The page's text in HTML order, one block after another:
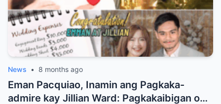
News • 8 months ago
Eman Pacquiao, Inamin ang Pagkaka-
admire kay Jillian Ward: Pagkakaibigan o